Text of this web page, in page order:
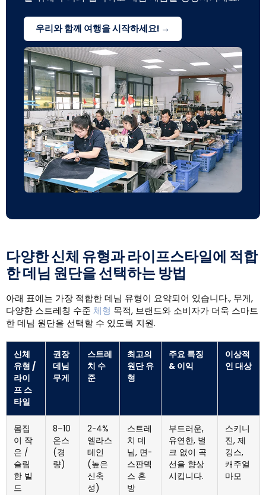
우리와 함께 여행을 시작하세요! →
다양한 신체 유형과 라이프스타일에 적합
한 데님 원단을 선택하는 방법
아래 표에는 가장 적합한 데님 유형이 요약되어 있습니다., 무게,
다양한 스트레칭 수준 체형 목적, 브랜드와 소비자가 더욱 스마트
한 데님 원단을 선택할 수 있도록 지원.
신체
유형 /
라이
프 스
타일
권장
데님
무게
스트레
치 수
준
최고의
원단 유
형
주요 특징
& 이익
이상적
인 대상
몸집
이 작
은 /
슬림
한 빌
드
8–10
온스
(경
량)
2-4%
엘라스
테인
(높은
신축
성)
스트레
치 데
님, 면-
스판덱
스 혼
방
부드러운,
유연한, 벌
크 없이 곡
선을 향상
시킵니다.
스키니
진, 제
깅스,
캐주얼
마모